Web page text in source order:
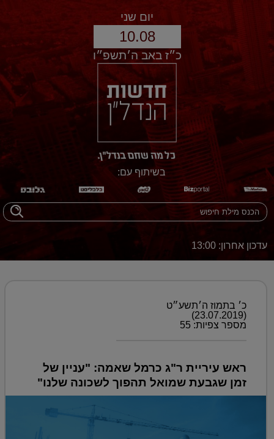
יום שני
10.08
כ״ז באב ה׳תשפ״ו
בשיתוף עם:
עדכון אחרון: 13:00
כ׳ בתמוז ה׳תשע״ט
(23.07.2019)
מספר צפיות: 55
ראש עיריית ר"ג כרמל שאמה: "עניין של
זמן שגבעת שמואל תהפוך לשכונה שלנו"